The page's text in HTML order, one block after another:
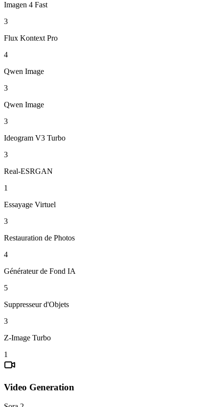
Imagen 4 Fast
3
Flux Kontext Pro
4
Qwen Image
3
Qwen Image
3
Ideogram V3 Turbo
3
Real-ESRGAN
1
Essayage Virtuel
3
Restauration de Photos
4
Générateur de Fond IA
5
Suppresseur d'Objets
3
Z-Image Turbo
1
Video Generation